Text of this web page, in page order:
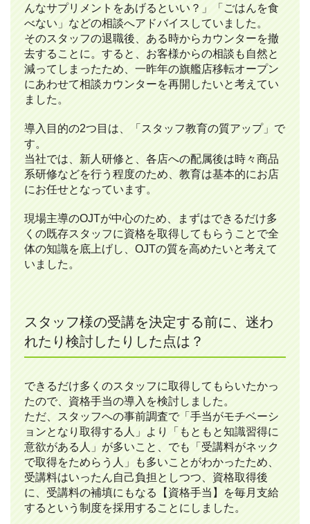
んなサプリメントをあげるといい？」「ごはんを食
べない」などの相談へアドバイスしていました。
そのスタッフの退職後、ある時からカウンターを撤
去することに。すると、お客様からの相談も自然と
減ってしまったため、一昨年の旗艦店移転オープン
にあわせて相談カウンターを再開したいと考えてい
ました。
導入目的の2つ目は、「スタッフ教育の質アップ」で
す。
当社では、新人研修と、各店への配属後は時々商品
系研修などを行う程度のため、教育は基本的にお店
にお任せとなっています。
現場主導のOJTが中心のため、まずはできるだけ多
くの既存スタッフに資格を取得してもらうことで全
体の知識を底上げし、OJTの質を高めたいと考えて
いました。
スタッフ様の受講を決定する前に、迷わ
れたり検討したりした点は？
できるだけ多くのスタッフに取得してもらいたかっ
たので、資格手当の導入を検討しました。
ただ、スタッフへの事前調査で「手当がモチベーシ
ョンとなり取得する人」より「もともと知識習得に
意欲がある人」が多いこと、でも「受講料がネック
で取得をためらう人」も多いことがわかったため、
受講料はいったん自己負担としつつ、資格取得後
に、受講料の補填にもなる【資格手当】を毎月支給
するという制度を採用することにしました。